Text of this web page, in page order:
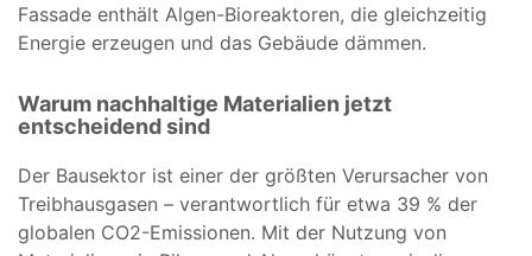
Fassade enthält Algen-Bioreaktoren, die gleichzeitig
Energie erzeugen und das Gebäude dämmen.
Warum nachhaltige Materialien jetzt
entscheidend sind
Der Bausektor ist einer der größten Verursacher von
Treibhausgasen – verantwortlich für etwa 39 % der
globalen CO2-Emissionen. Mit der Nutzung von